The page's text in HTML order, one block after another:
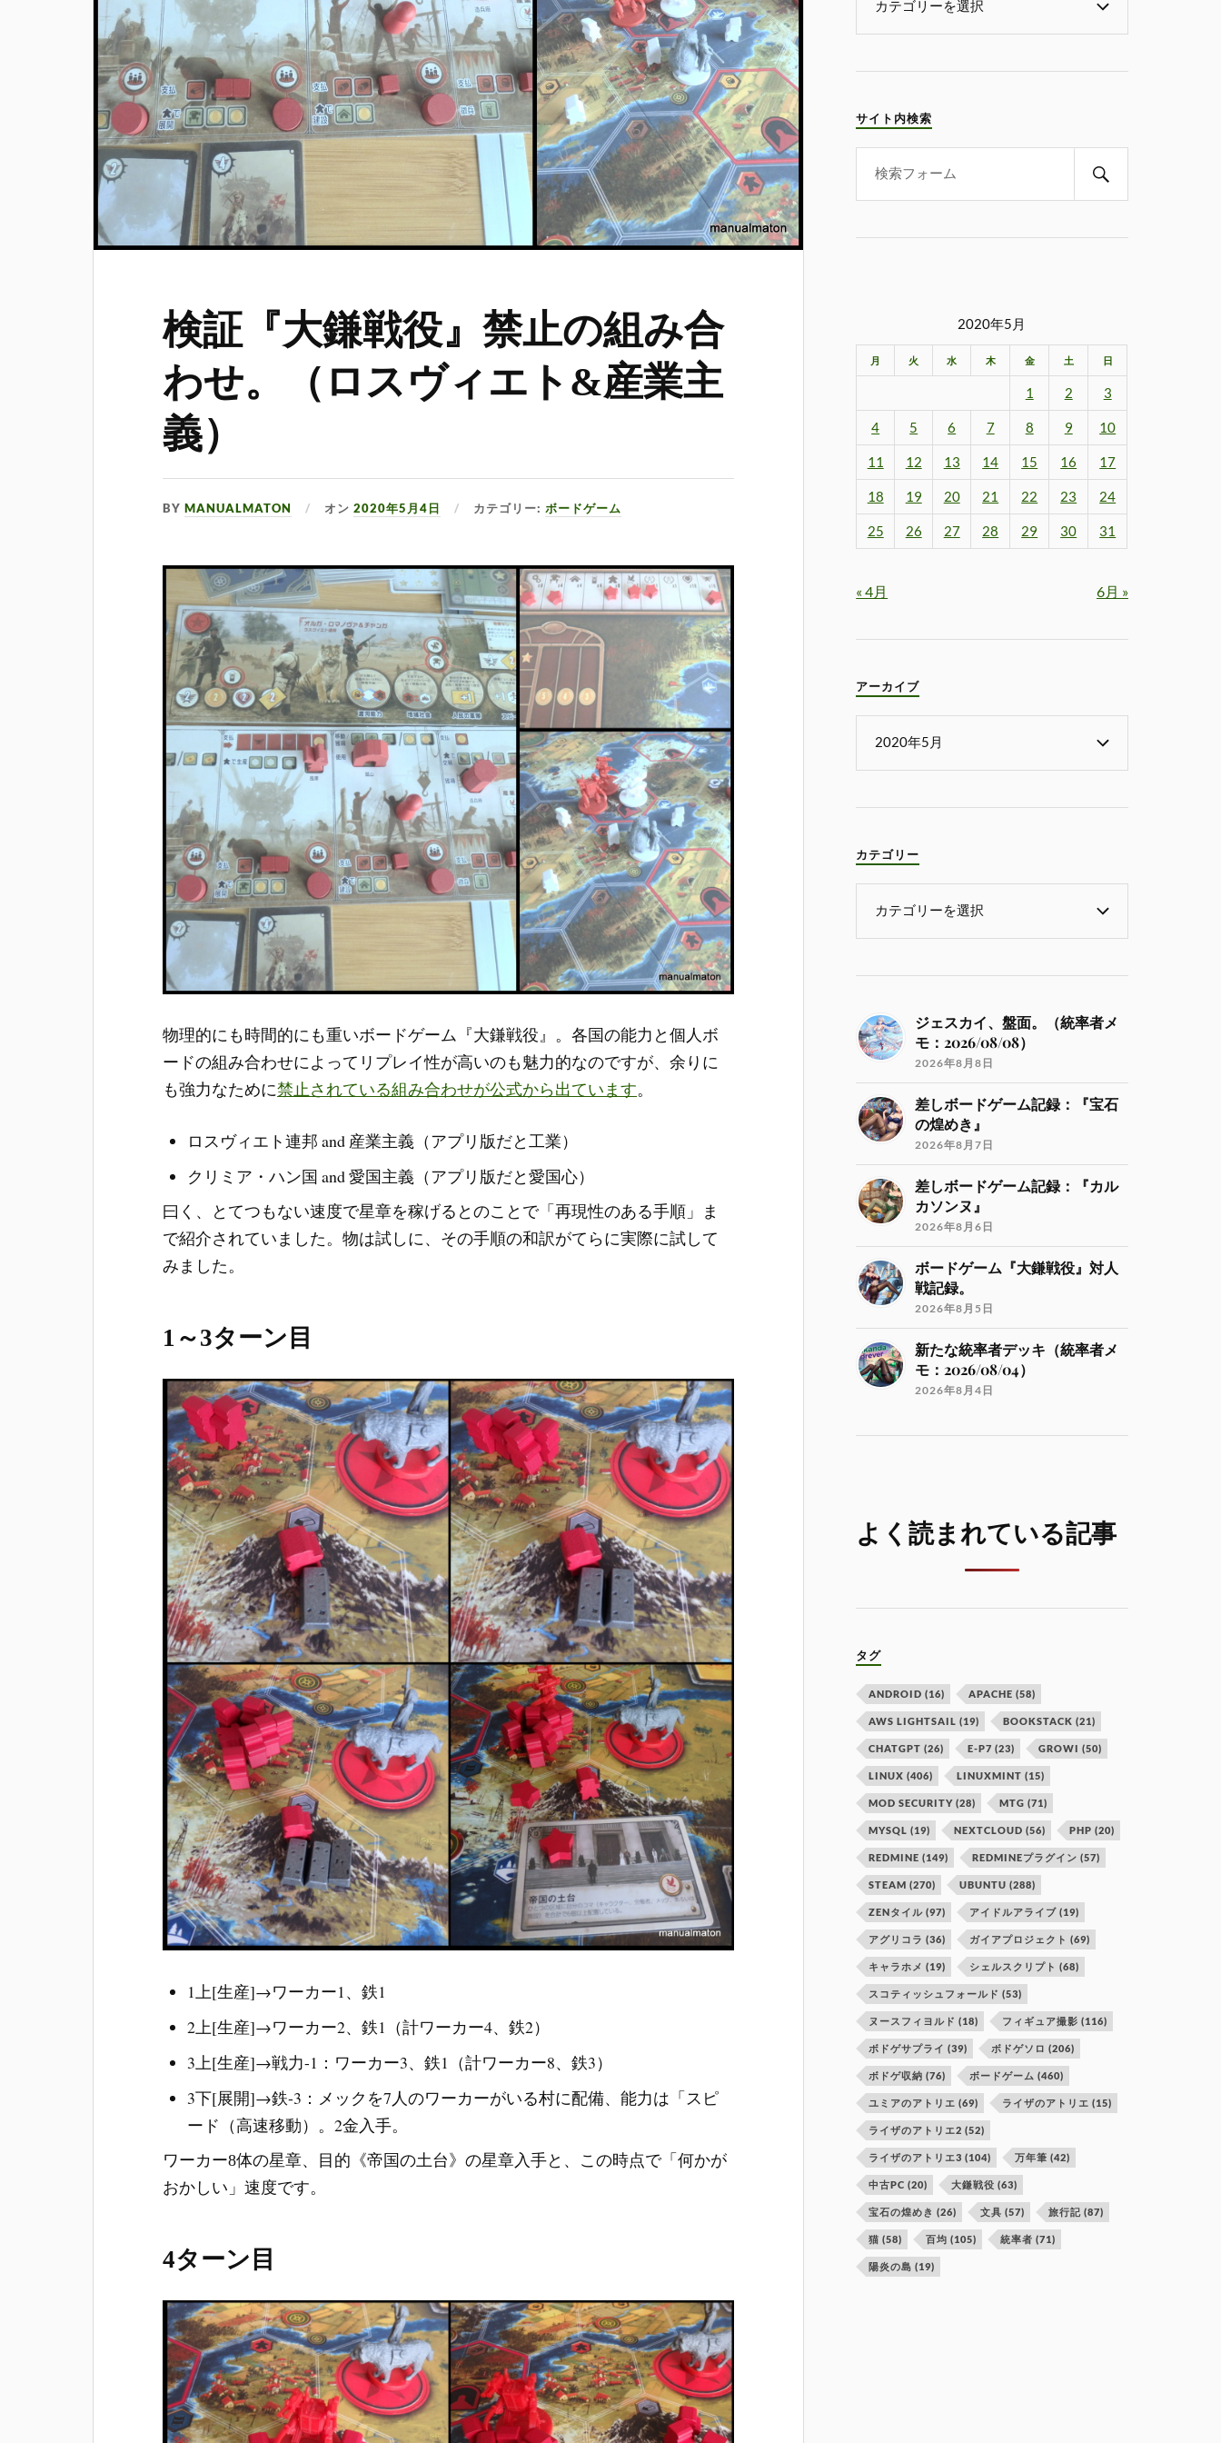
検証『大鎌戦役』禁止の組み合
わせ。（ロスヴィエト&産業主
義）
BYMANUALMATON オン2020年5月4日 カテゴリー: ボードゲーム
物理的にも時間的にも重いボードゲーム『大鎌戦役』。各国の能力と個人ボ
ードの組み合わせによってリプレイ性が高いのも魅力的なのですが、余りに
も強力なために禁止されている組み合わせが公式から出ています。
ロスヴィエト連邦 and 産業主義（アプリ版だと工業）
クリミア・ハン国 and 愛国主義（アプリ版だと愛国心）
曰く、とてつもない速度で星章を稼げるとのことで「再現性のある手順」ま
で紹介されていました。物は試しに、その手順の和訳がてらに実際に試して
みました。
1～3ターン目
1上[生産]→ワーカー1、鉄1
2上[生産]→ワーカー2、鉄1（計ワーカー4、鉄2）
3上[生産]→戦力-1：ワーカー3、鉄1（計ワーカー8、鉄3）
3下[展開]→鉄-3：メックを7人のワーカーがいる村に配備、能力は「スピ
ード（高速移動）。2金入手。
ワーカー8体の星章、目的《帝国の土台》の星章入手と、この時点で「何かが
おかしい」速度です。
4ターン目
サイト内検索
2020年5月
月 火 水 木 金 土 日
1 2 3
4 5 6 7 8 9 10
11 12 13 14 15 16 17
18 19 20 21 22 23 24
25 26 27 28 29 30 31
« 4月 6月 »
アーカイブ
カテゴリー
ジェスカイ、盤面。（統率者メ
モ：2026/08/08）
2026年8月8日
差しボードゲーム記録：『宝石
の煌めき』
2026年8月7日
差しボードゲーム記録：『カル
カソンヌ』
2026年8月6日
ボードゲーム『大鎌戦役』対人
戦記録。
2026年8月5日
新たな統率者デッキ（統率者メ
モ：2026/08/04）
2026年8月4日
よく読まれている記事
タグ
ANDROID (16) APACHE (58)
AWS LIGHTSAIL (19) BOOKSTACK (21)
CHATGPT (26) E-P7 (23) GROWI (50)
LINUX (406) LINUXMINT (15)
MOD SECURITY (28) MTG (71)
MYSQL (19) NEXTCLOUD (56) PHP (20)
REDMINE (149) REDMINEプラグイン (57)
STEAM (270) UBUNTU (288)
ZENタイル (97) アイドルアライブ (19)
アグリコラ (36) ガイアプロジェクト (69)
キャラホメ (19) シェルスクリプト (68)
スコティッシュフォールド (53)
ヌースフィヨルド (18) フィギュア撮影 (116)
ボドゲサプライ (39) ボドゲソロ (206)
ボドゲ収納 (76) ボードゲーム (460)
ユミアのアトリエ (69) ライザのアトリエ (15)
ライザのアトリエ2 (52)
ライザのアトリエ3 (104) 万年筆 (42)
中古PC (20) 大鎌戦役 (63)
宝石の煌めき (26) 文具 (57) 旅行記 (87)
猫 (58) 百均 (105) 統率者 (71)
陽炎の島 (19)